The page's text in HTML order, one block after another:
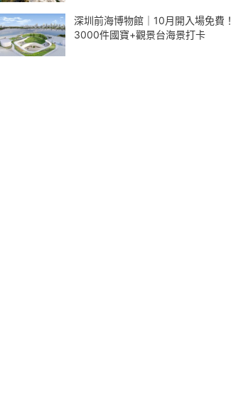
深圳前海博物館｜10月開入場免費！
3000件國寶+觀景台海景打卡